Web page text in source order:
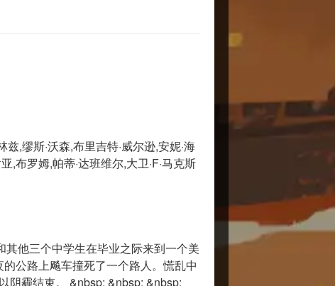
兹,缪斯·沃森,布里吉特·威尔逊,安妮·海
,布罗姆,帕蒂·达班维尔,大卫·F·马克斯
其他三个中学生在毕业之际来到一个美
公路上飚车撞死了一个路人。慌乱中
阴霾结束。 &nbsp; &nbsp; &nbsp;